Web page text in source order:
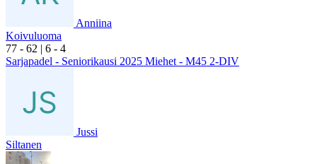
Anniina
Koivuluoma
77 - 62 | 6 - 4
Sarjapadel - Seniorikausi 2025 Miehet - M45 2-DIV
Jussi
Siltanen